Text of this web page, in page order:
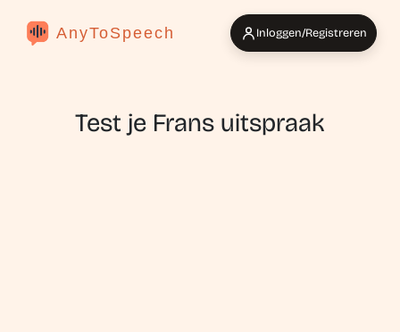
AnyToSpeech Inloggen/Registreren
Test je Frans uitspraak